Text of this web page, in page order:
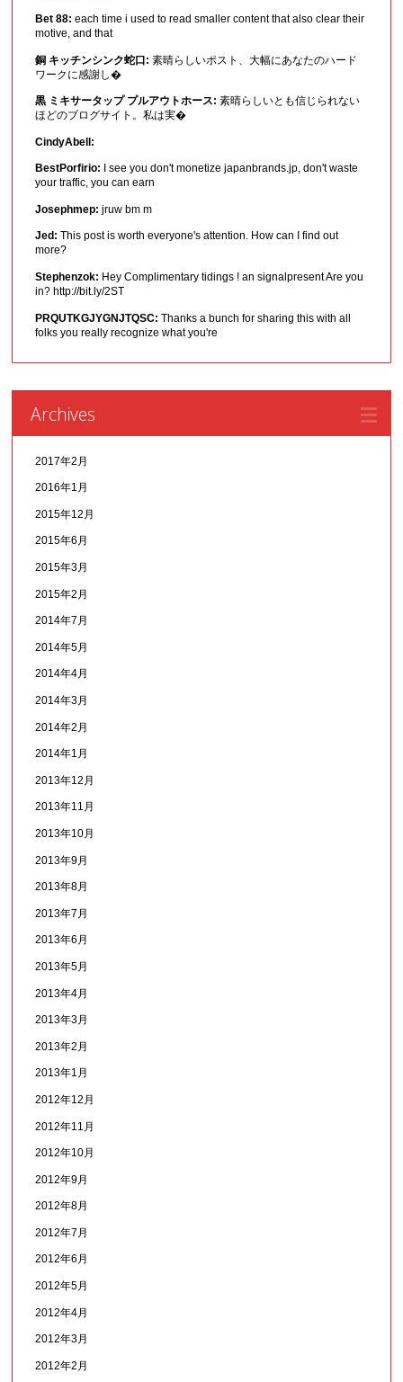
Bet 88: each time i used to read smaller content that also clear their
motive, and that
銅 キッチンシンク蛇口: 素晴らしいポスト、大幅にあなたのハード
ワークに感謝し�
黒 ミキサータップ プルアウトホース: 素晴らしいとも信じられない
ほどのブログサイト。私は実�
CindyAbell:
BestPorfirio:
I see you don't monetize japanbrands.jp, don't waste
your traffic, you can earn
Josephmep: jruw bm m
Jed: This post is worth everyone's attention. How can I find out
more?
Stephenzok: Hey Complimentary tidings ! an signalpresent Are you
in? http://bit.ly/2ST
PRQUTKGJYGNJTQSC: Thanks a bunch for sharing this with all
folks you really recognize what you're
Archives
2017年2月
2016年1月
2015年12月
2015年6月
2015年3月
2015年2月
2014年7月
2014年5月
2014年4月
2014年3月
2014年2月
2014年1月
2013年12月
2013年11月
2013年10月
2013年9月
2013年8月
2013年7月
2013年6月
2013年5月
2013年4月
2013年3月
2013年2月
2013年1月
2012年12月
2012年11月
2012年10月
2012年9月
2012年8月
2012年7月
2012年6月
2012年5月
2012年4月
2012年3月
2012年2月